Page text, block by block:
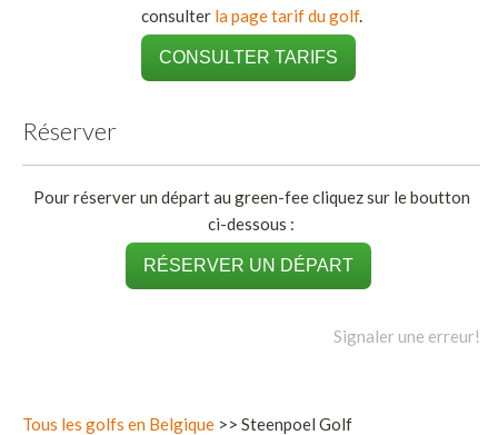
consulter la page tarif du golf.
CONSULTER TARIFS
Réserver
Pour réserver un départ au green-fee cliquez sur le boutton
ci-dessous :
RÉSERVER UN DÉPART
Signaler une erreur!
Tous les golfs en Belgique >> Steenpoel Golf